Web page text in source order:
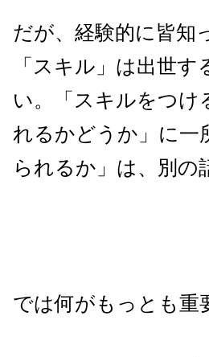
だが、経験的に皆知
「スキル」は出世
い。「スキルをつけ
れるかどうか」に一
られるか」は、別の
では何がもっとも重